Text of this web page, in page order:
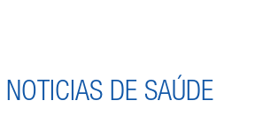
NOTICIAS DE SAÚDE